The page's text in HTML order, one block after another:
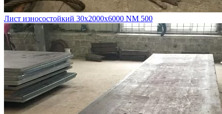
Лист износостойкий 30х2000х6000 NM 500